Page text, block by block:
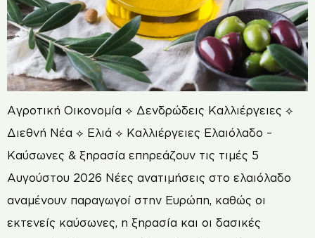
Αγροτική Οικονομία ⟡ Δενδρώδεις Καλλιέργειες ⟡
Διεθνή Νέα ⟡ Ελιά ⟡ Καλλιέργειες Ελαιόλαδο –
Καύσωνες & ξηρασία επηρεάζουν τις τιμές 5
Αυγούστου 2026 Νέες ανατιμήσεις στο ελαιόλαδο
αναμένουν παραγωγοί στην Ευρώπη, καθώς οι
εκτενείς καύσωνες, η ξηρασία και οι δασικές